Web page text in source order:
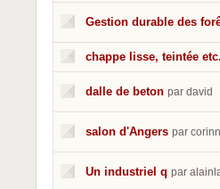
Gestion durable des
chappe lisse, teintée
dalle de beton par david
salon d'Angers par
Un industriel q par